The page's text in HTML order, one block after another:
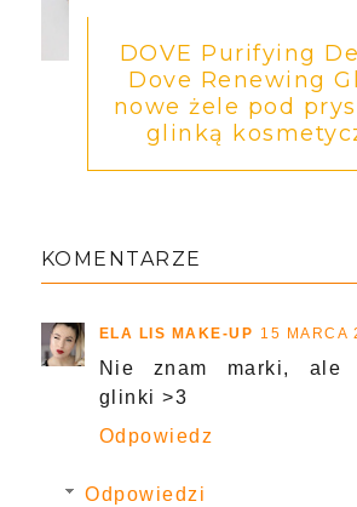
DOVE Purifying
Dove Renewing
nowe żele pod
glinką
KOMENTARZE
ELA LIS MAKE-UP 15 MARCA
Nie znam marki, ale
glinki >3
Odpowiedz
Odpowiedzi